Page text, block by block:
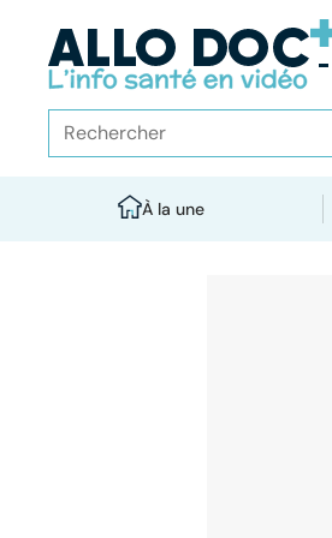
À la une